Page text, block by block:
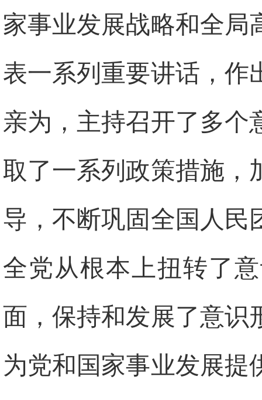
家事业发展战略和全局
表一系列重要讲话，作
亲为，主持召开了多个
取了一系列政策措施，
导，不断巩固全国人民
全党从根本上扭转了
面，保持和发展了意识
为党和国家事业发展提